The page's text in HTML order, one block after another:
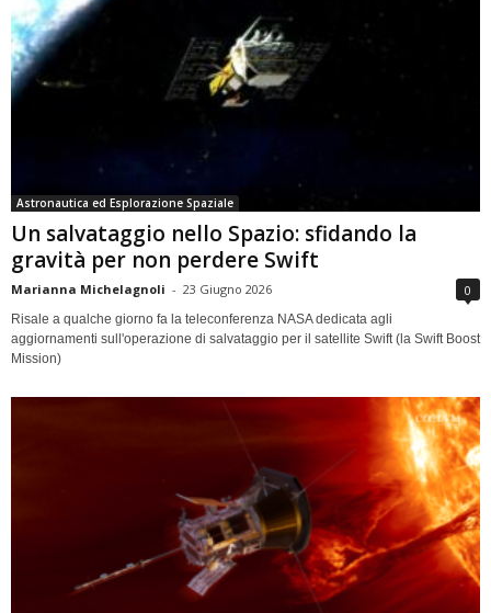
Astronautica ed Esplorazione Spaziale
Un salvataggio nello Spazio: sfidando la
gravità per non perdere Swift
Marianna Michelagnoli - 23 Giugno 2026 0
Risale a qualche giorno fa la teleconferenza NASA dedicata agli
aggiornamenti sull'operazione di salvataggio per il satellite Swift (la Swift Boost
Mission)